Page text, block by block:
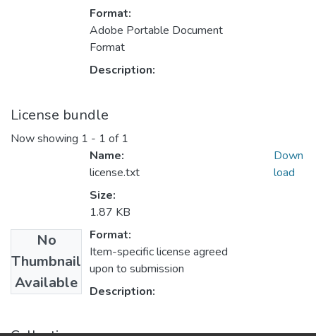
Format:
Adobe Portable Document
Format
Description:
License bundle
Now showing 1 - 1 of 1
No
Thumbnail
Available
Name:
license.txt
Size:
1.87 KB
Format:
Item-specific license agreed
upon to submission
Description:
Down
load